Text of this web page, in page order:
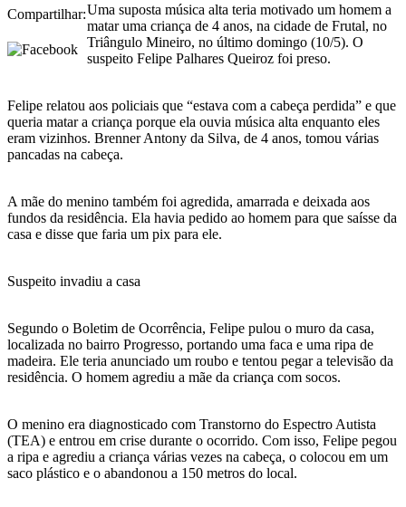
Compartilhar:Uma suposta música alta teria motivado um homem a
matar uma criança de 4 anos, na cidade de Frutal, no
Triângulo Mineiro, no último domingo (10/5). O
suspeito Felipe Palhares Queiroz foi preso.
Felipe relatou aos policiais que “estava com a cabeça perdida” e que
queria matar a criança porque ela ouvia música alta enquanto eles
eram vizinhos. Brenner Antony da Silva, de 4 anos, tomou várias
pancadas na cabeça.
A mãe do menino também foi agredida, amarrada e deixada aos
fundos da residência. Ela havia pedido ao homem para que saísse da
casa e disse que faria um pix para ele.
Suspeito invadiu a casa
Segundo o Boletim de Ocorrência, Felipe pulou o muro da casa,
localizada no bairro Progresso, portando uma faca e uma ripa de
madeira. Ele teria anunciado um roubo e tentou pegar a televisão da
residência. O homem agrediu a mãe da criança com socos.
O menino era diagnosticado com Transtorno do Espectro Autista
(TEA) e entrou em crise durante o ocorrido. Com isso, Felipe pegou
a ripa e agrediu a criança várias vezes na cabeça, o colocou em um
saco plástico e o abandonou a 150 metros do local.